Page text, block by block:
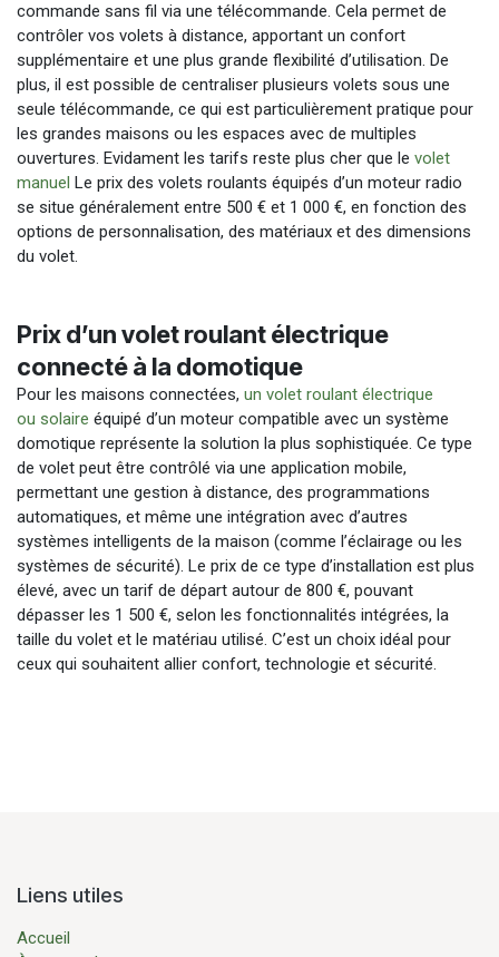
commande sans fil via une télécommande. Cela permet de
contrôler vos volets à distance, apportant un confort
supplémentaire et une plus grande flexibilité d’utilisation. De
plus, il est possible de centraliser plusieurs volets sous une
seule télécommande, ce qui est particulièrement pratique pour
les grandes maisons ou les espaces avec de multiples
ouvertures. Evidament les tarifs reste plus cher que le volet
manuel Le prix des volets roulants équipés d’un moteur radio
se situe généralement entre 500 € et 1 000 €, en fonction des
options de personnalisation, des matériaux et des dimensions
du volet.
Prix d’un volet roulant électrique
connecté à la domotique
Pour les maisons connectées, un volet roulant électrique
ou solaire équipé d’un moteur compatible avec un système
domotique représente la solution la plus sophistiquée. Ce type
de volet peut être contrôlé via une application mobile,
permettant une gestion à distance, des programmations
automatiques, et même une intégration avec d’autres
systèmes intelligents de la maison (comme l’éclairage ou les
systèmes de sécurité). Le prix de ce type d’installation est plus
élevé, avec un tarif de départ autour de 800 €, pouvant
dépasser les 1 500 €, selon les fonctionnalités intégrées, la
taille du volet et le matériau utilisé. C’est un choix idéal pour
ceux qui souhaitent allier confort, technologie et sécurité.
Liens utiles
Accueil